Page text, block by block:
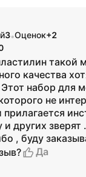
3•Оценок+2
такой
качества
набор для
не
и других
, буду
Да